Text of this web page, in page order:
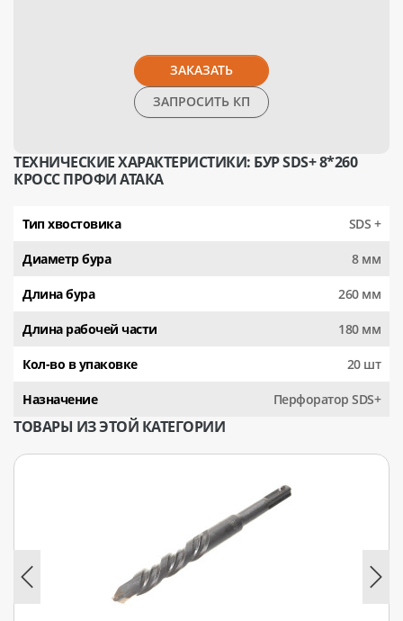
ЗАКАЗАТЬ
ЗАПРОСИТЬ КП
ТЕХНИЧЕСКИЕ ХАРАКТЕРИСТИКИ: БУР SDS+ 8*260
КРОСС ПРОФИ АТАКА
Тип хвостовика SDS +
Диаметр бура 8 мм
Длина бура 260 мм
Длина рабочей части 180 мм
Кол-во в упаковке 20 шт
Назначение Перфоратор SDS+
ТОВАРЫ ИЗ ЭТОЙ КАТЕГОРИИ